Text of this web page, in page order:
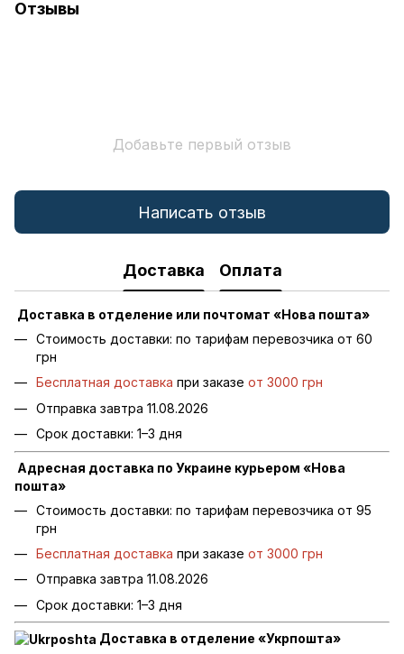
Отзывы
Добавьте первый отзыв
Написать отзыв
Доставка Оплата
Доставка в отделение или почтомат «Нова пошта»
Стоимость доставки: по тарифам перевозчика от 60
грн
Бесплатная доставка при заказе от 3000 грн
Отправка завтра 11.08.2026
Срок доставки: 1–3 дня
Адресная доставка по Украине курьером «Нова
пошта»
Стоимость доставки: по тарифам перевозчика от 95
грн
Бесплатная доставка при заказе от 3000 грн
Отправка завтра 11.08.2026
Срок доставки: 1–3 дня
Доставка в отделение «Укрпошта»